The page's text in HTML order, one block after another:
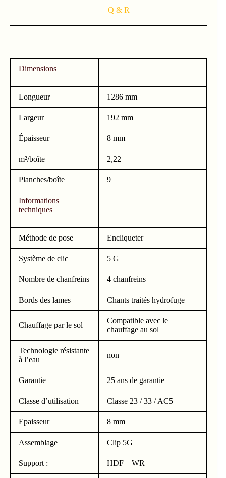
Q & R
Dimensions
Longueur 1286 mm
Largeur 192 mm
Épaisseur 8 mm
m²/boîte 2,22
Planches/boîte 9
Informations
techniques
Méthode de pose Encliqueter
Système de clic 5 G
Nombre de chanfreins 4 chanfreins
Bords des lames Chants traités hydrofuge
Chauffage par le sol
Compatible avec le
chauffage au sol
Technologie résistante
à l’eau
non
Garantie 25 ans de garantie
Classe d’utilisation Classe 23 / 33 / AC5
Epaisseur 8 mm
Assemblage Clip 5G
Support : HDF – WR